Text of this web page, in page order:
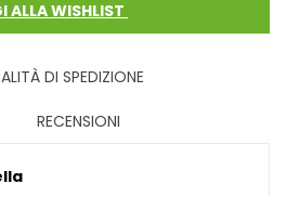
ALLA WISHLIST
DI SPEDIZIONE
RECENSIONI